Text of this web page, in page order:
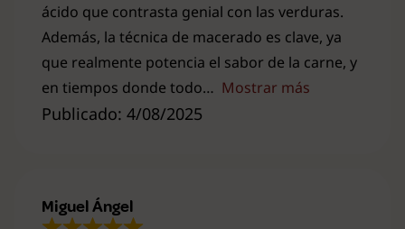
Publicado: 4/08/2025
ácido que contrasta genial con las verduras.
Además, la técnica de macerado es clave, ya
que realmente potencia el sabor de la carne, y
en tiempos donde todo
Mostrar más
Miguel Ángel